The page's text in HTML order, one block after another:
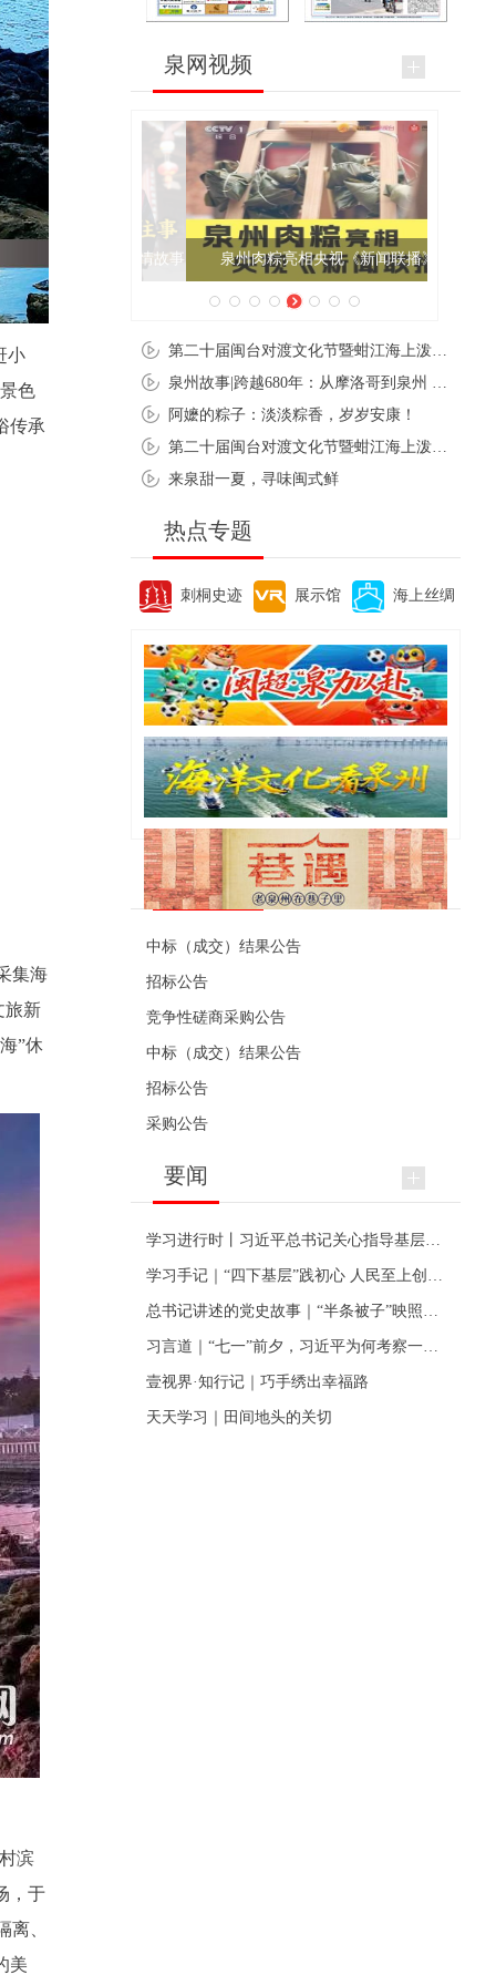
小
色
传承
集海
旅新
”休
滨
，于
、
美
泉网视频
泉州肉粽亮相央视《新闻联播》
阿嬷的粽子：淡淡粽香，岁岁安康！
来泉甜一夏，寻味闽式鲜
热点专题
刺桐史迹 展示馆 海上丝绸
便民资讯
中标（成交）结果公告
招标公告
竞争性磋商采购公告
中标（成交）结果公告
招标公告
采购公告
要闻
壹视界·知行记｜巧手绣出幸福路
天天学习｜田间地头的关切